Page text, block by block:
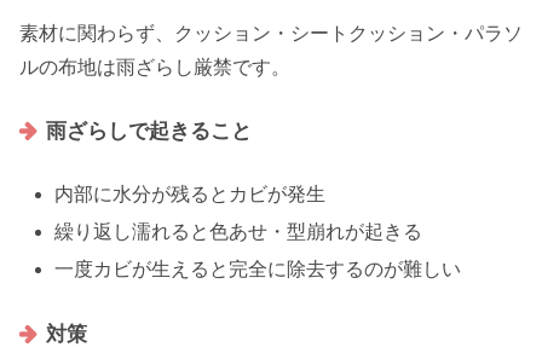
素材に関わらず、クッション・シートクッション・パラソ
ルの布地は雨ざらし厳禁です。
雨ざらしで起きること
内部に水分が残るとカビが発生
繰り返し濡れると色あせ・型崩れが起きる
一度カビが生えると完全に除去するのが難しい
対策